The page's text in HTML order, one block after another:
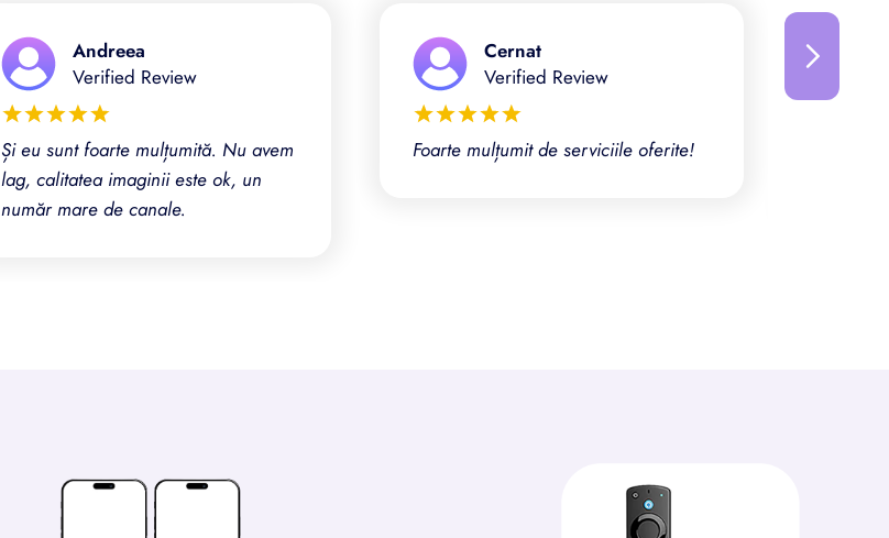
Andreea
Verified Review
Și eu sunt foarte mulțumită. Nu avem
lag, calitatea imaginii este ok, un
număr mare de canale.
Cernat
Verified Review
Foarte mulțumit de serviciile oferite!